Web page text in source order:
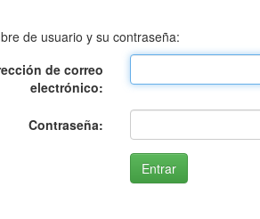
de usuario y su contraseña:
de correo
electrónico:
Contraseña: